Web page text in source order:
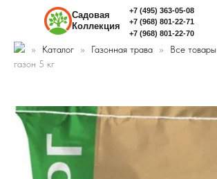
+7 (495) 363-05-08
+7 (968) 801-22-71
Садовая
Коллекция
+7 (968) 801-22-70
Каталог Газонная трава Все товары
газон 5 кг